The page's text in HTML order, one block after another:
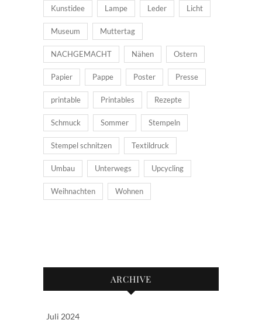
Kunstidee Lampe Leder Licht
Museum Muttertag
NACHGEMACHT Nähen Ostern
Papier Pappe Poster Presse
printable Printables Rezepte
Schmuck Sommer Stempeln
Stempel schnitzen Textildruck
Umbau Unterwegs Upcycling
Weihnachten Wohnen
ARCHIVE
Juli 2024